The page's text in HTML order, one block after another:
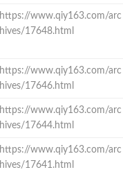
https://www.qiy163.com/arc
hives/17648.html
https://www.qiy163.com/arc
hives/17646.html
https://www.qiy163.com/arc
hives/17644.html
https://www.qiy163.com/arc
hives/17641.html